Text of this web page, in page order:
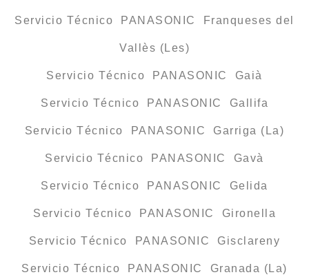
Servicio Técnico PANASONIC Franqueses del
Vallès (Les)
Servicio Técnico PANASONIC Gaià
Servicio Técnico PANASONIC Gallifa
Servicio Técnico PANASONIC Garriga (La)
Servicio Técnico PANASONIC Gavà
Servicio Técnico PANASONIC Gelida
Servicio Técnico PANASONIC Gironella
Servicio Técnico PANASONIC Gisclareny
Servicio Técnico PANASONIC Granada (La)